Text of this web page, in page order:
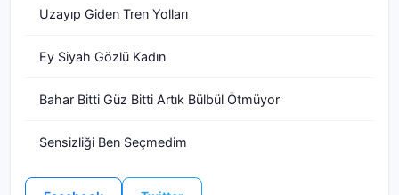
Uzayıp Giden Tren Yolları
Ey Siyah Gözlü Kadın
Bahar Bitti Güz Bitti Artık Bülbül Ötmüyor
Sensizliği Ben Seçmedim